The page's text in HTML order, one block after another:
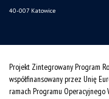
40-007 Katowice
Projekt Zintegrowany Program
współfinansowany przez Unię
ramach Programu Operacyjnego